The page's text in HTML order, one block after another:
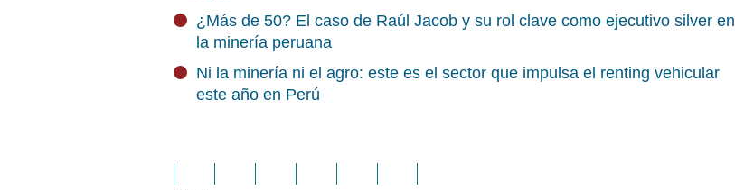
¿Más de 50? El caso de Raúl Jacob y su rol clave como ejecutivo silver en
la minería peruana
Ni la minería ni el agro: este es el sector que impulsa el renting vehicular
este año en Perú